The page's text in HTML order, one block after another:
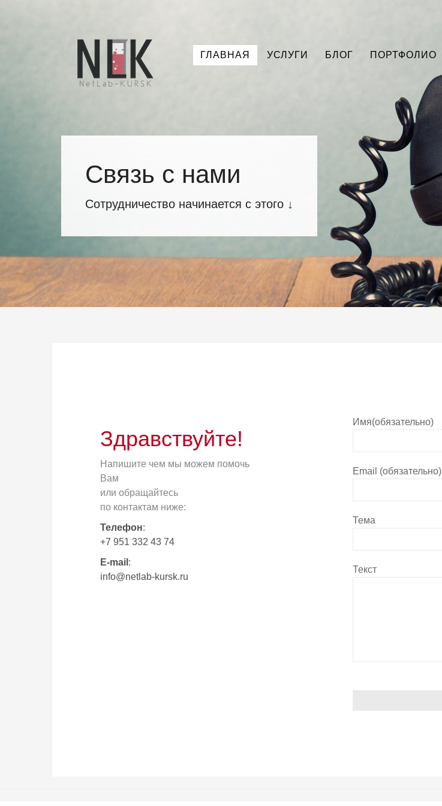
ГЛАВНАЯ УСЛУГИ БЛОГ ПОРТФОЛИО
Связь с нами
Сотрудничество начинается с этого ↓
Здравствуйте!
Напишите чем мы можем помочь
Вам
или обращайтесь
по контактам ниже:
Телефон:
+7 951 332 43 74
E-mail :
info@netlab-kursk.ru
Имя(обязательно)
Email (обязательно)
Тема
Текст